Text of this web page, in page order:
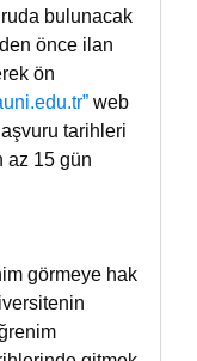
bulunacak
önce ilan
ön
web
tarihleri
az 15 gün
görmeye hak